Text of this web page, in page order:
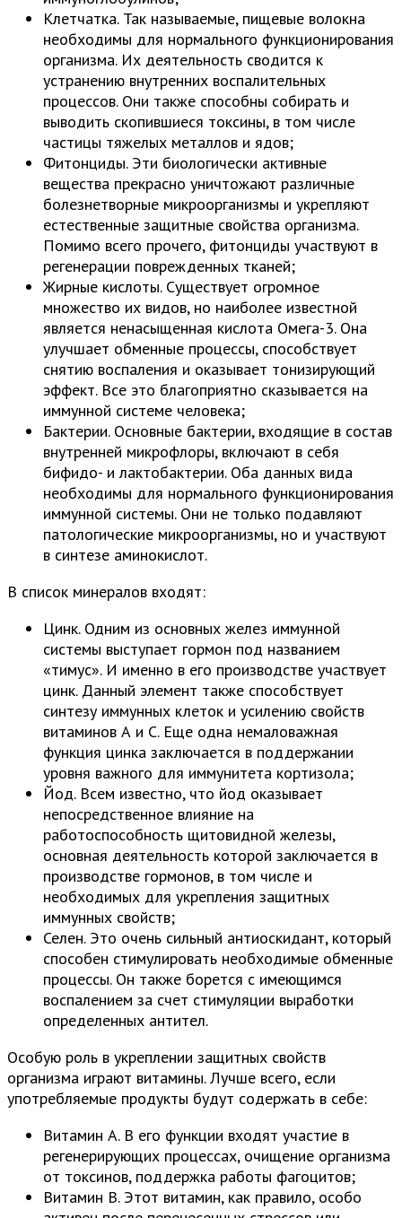
Клетчатка. Так называемые, пищевые волокна
необходимы для нормального функционирования
организма. Их деятельность сводится к
устранению внутренних воспалительных
процессов. Они также способны собирать и
выводить скопившиеся токсины, в том числе
частицы тяжелых металлов и ядов;
Фитонциды. Эти биологически активные
вещества прекрасно уничтожают различные
болезнетворные микроорганизмы и укрепляют
естественные защитные свойства организма.
Помимо всего прочего, фитонциды участвуют в
регенерации поврежденных тканей;
Жирные кислоты. Существует огромное
множество их видов, но наиболее известной
является ненасыщенная кислота Омега-3. Она
улучшает обменные процессы, способствует
снятию воспаления и оказывает тонизирующий
эффект. Все это благоприятно сказывается на
иммунной системе человека;
Бактерии. Основные бактерии, входящие в состав
внутренней микрофлоры, включают в себя
бифидо- и лактобактерии. Оба данных вида
необходимы для нормального функционирования
иммунной системы. Они не только подавляют
патологические микроорганизмы, но и участвуют
в синтезе аминокислот.
В список минералов входят:
Цинк. Одним из основных желез иммунной
системы выступает гормон под названием
«тимус». И именно в его производстве участвует
цинк. Данный элемент также способствует
синтезу иммунных клеток и усилению свойств
витаминов А и С. Еще одна немаловажная
функция цинка заключается в поддержании
уровня важного для иммунитета кортизола;
Йод. Всем известно, что йод оказывает
непосредственное влияние на
работоспособность щитовидной железы,
основная деятельность которой заключается в
производстве гормонов, в том числе и
необходимых для укрепления защитных
иммунных свойств;
Селен. Это очень сильный антиоскидант, который
способен стимулировать необходимые обменные
процессы. Он также борется с имеющимся
воспалением за счет стимуляции выработки
определенных антител.
Особую роль в укреплении защитных свойств
организма играют витамины. Лучше всего, если
употребляемые продукты будут содержать в себе:
Витамин А. В его функции входят участие в
регенерирующих процессах, очищение организма
от токсинов, поддержка работы фагоцитов;
Витамин В. Этот витамин, как правило, особо